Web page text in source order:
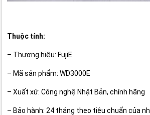
Thuộc tính:
– Thương hiệu: FujiE
– Mã sản phẩm: WD3000E
– Xuất xứ: Công nghệ Nhật Bản, chính hãng
– Bảo hành: 24 tháng theo tiêu chuẩn của